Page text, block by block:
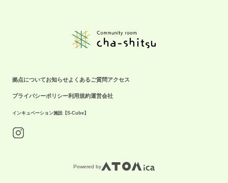
拠点についてお知らせよくあるご質問アクセス
プライバシーポリシー利用規約運営会社
インキュベーション施設【S-Cube】
Powered by